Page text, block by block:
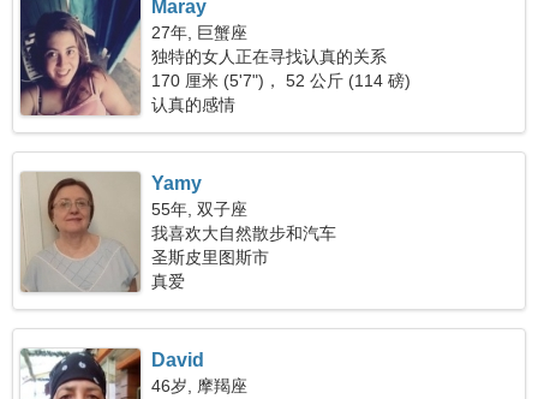
Maray
27年, 巨蟹座
独特的女人正在寻找认真的关系
170 厘米 (5'7")， 52 公斤 (114 磅)
认真的感情
Yamy
55年, 双子座
我喜欢大自然散步和汽车
圣斯皮里图斯市
真爱
David
46岁, 摩羯座